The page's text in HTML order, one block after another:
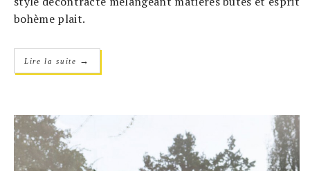
bohème plait.
Lire la suite →